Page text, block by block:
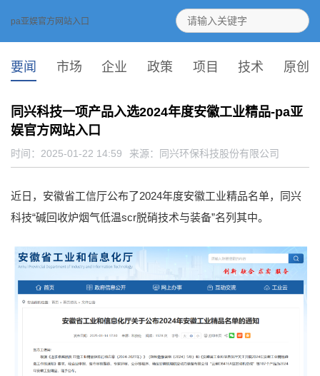
pa亚娱官方网站入口
要闻 市场 企业 政策 项目 技术 原创
同兴科技一项产品入选2024年度安徽工业精品-pa亚
娱官方网站入口
时间：2025-01-22 14:59 来源： 同兴环保科技股份有限公司
近日，安徽省工信厅公布了2024年度安徽工业精品名单，同兴
科技“碱回收炉烟气低温scr脱硝技术与装备”名列其中。